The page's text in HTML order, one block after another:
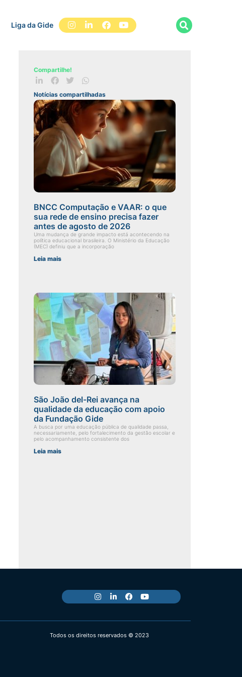
Liga da Gide
Compartilhe!
Notícias compartilhadas
BNCC Computação e VAAR: o que
sua rede de ensino precisa fazer
antes de agosto de 2026
Uma mudança de grande impacto está acontecendo na
política educacional brasileira. O Ministério da Educação
(MEC) definiu que a incorporação
Leia mais
São João del-Rei avança na
qualidade da educação com apoio
da Fundação Gide
A busca por uma educação pública de qualidade passa,
necessariamente, pelo fortalecimento da gestão escolar e
pelo acompanhamento consistente dos
Leia mais
Todos os direitos reservados © 2023